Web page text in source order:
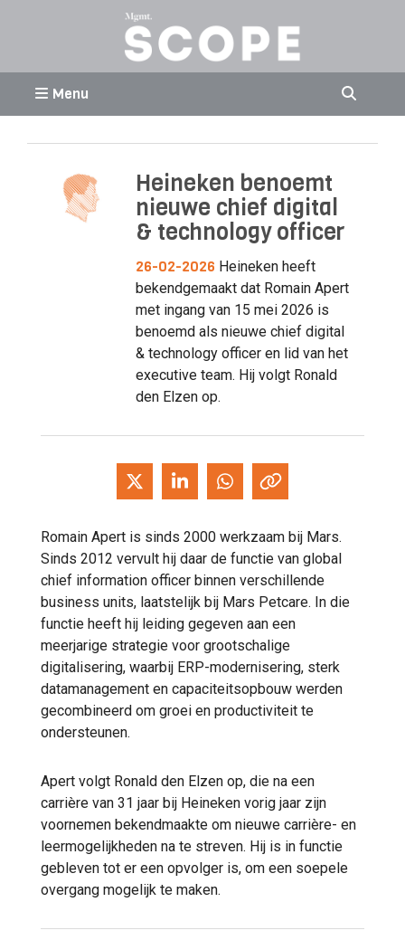
Menu
Heineken benoemt
nieuwe chief digital
& technology officer
26-02-2026 Heineken heeft
bekendgemaakt dat Romain Apert
met ingang van 15 mei 2026 is
benoemd als nieuwe chief digital
& technology officer en lid van het
executive team. Hij volgt Ronald
den Elzen op.
Romain Apert is sinds 2000 werkzaam bij Mars.
Sinds 2012 vervult hij daar de functie van global
chief information officer binnen verschillende
business units, laatstelijk bij Mars Petcare. In die
functie heeft hij leiding gegeven aan een
meerjarige strategie voor grootschalige
digitalisering, waarbij ERP-modernisering, sterk
datamanagement en capaciteitsopbouw werden
gecombineerd om groei en productiviteit te
ondersteunen.
Apert volgt Ronald den Elzen op, die na een
carrière van 31 jaar bij Heineken vorig jaar zijn
voornemen bekendmaakte om nieuwe carrière- en
leermogelijkheden na te streven. Hij is in functie
gebleven tot er een opvolger is, om een soepele
overgang mogelijk te maken.